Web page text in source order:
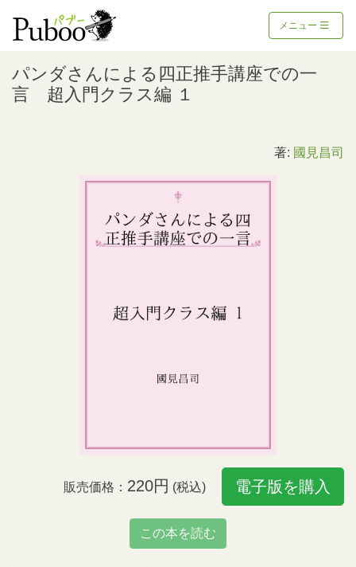
メニュー
パンダさんによる四正推手講座での一
言 超入門クラス編 １
著: 國見昌司
販売価格： 220円 (税込) 電子版を購入
この本を読む